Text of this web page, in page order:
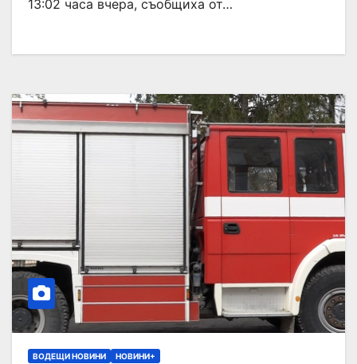
13:02 часа вчера, съобщиха от…
ВОДЕЩИ НОВИНИ НОВИНИ+